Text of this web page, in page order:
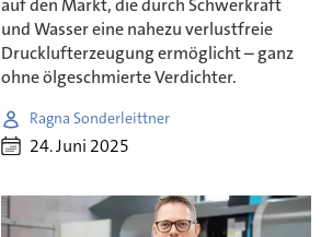
auf den Markt, die durch Schwerkraft
und Wasser eine nahezu verlustfreie
Drucklufterzeugung ermöglicht – ganz
ohne ölgeschmierte Verdichter.
Ragna Sonderleittner
24. Juni 2025